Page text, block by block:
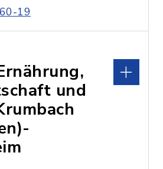
19
und